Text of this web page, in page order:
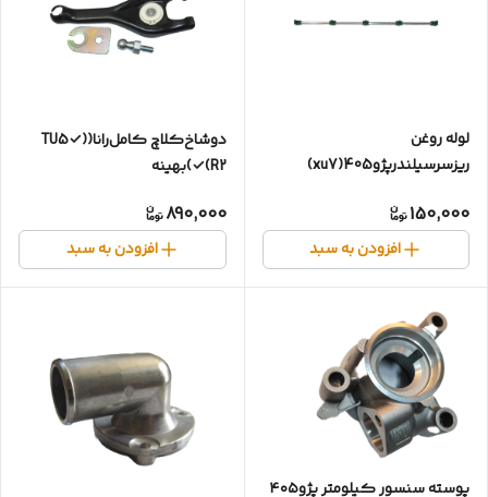
لوله روغن
ریزسرسیلندرپژو405(xu7)
150,000
افزودن به سبد
دوشاخ‌کلاچ کامل‌رانا(TU5✓)
(R2✓)بهینه
890,000
افزودن به سبد
پوسته سنسور کیلومتر پژو۴۰۵